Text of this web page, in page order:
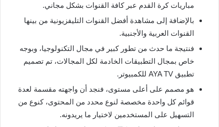
مباريات كرة القدم عبر كافة القنوات بشكل مجاني.
بالإضافة إلى مشاهدة أفضل القنوات التليفزيونية من بينها
القنوات العربية والأجنبية.
فنتيجة ما حدث من تطور كبير في مجال التكنولوجيا، وبوجه
خاص بمجال التطبيقات الخادمة لكل المجالات، تم تصميم
تطبيق AYA TV للكمبيوتر.
هو مصمم على أعلى مستوى، فنجد أن واجهته مقسمة لعدة
قوائم كل واحدة مخصصة لنوع محدد من المحتوى، كنوع من
التسهيل على المستخدمين لاختيار ما يريدونه.